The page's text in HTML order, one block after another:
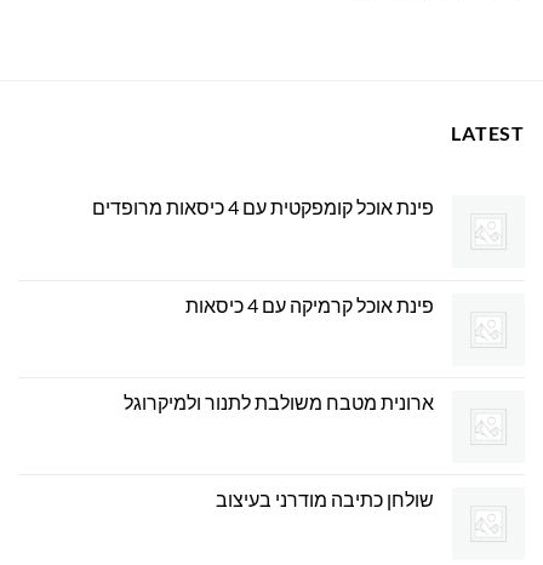
LATEST
פינת אוכל קומפקטית עם 4 כיסאות מרופדים
פינת אוכל קרמיקה עם 4 כיסאות
ארונית מטבח משולבת לתנור ולמיקרוגל
שולחן כתיבה מודרני בעיצוב